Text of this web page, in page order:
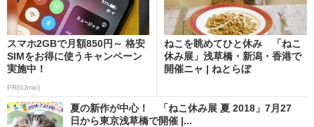
スマホ2GBで月額850円～ 格安
SIMをお得に使うキャンペーン
実施中！
PR(IIJmio)
ねこを眺めてひと休み 「ねこ
休み展」浅草橋・新潟・香港で
開催ニャ | ねとらぼ
夏の新作が中心！ 「ねこ休み展 夏 2018」7月27
日から東京浅草橋で開催 |...